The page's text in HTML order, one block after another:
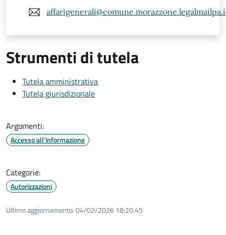
Strumenti di tutela
Tutela amministrativa
Tutela giurisdizionale
Argomenti:
Accesso all'informazione
Categorie:
Autorizzazioni
Ultimo aggiornamento:04/02/2026 18:20.45